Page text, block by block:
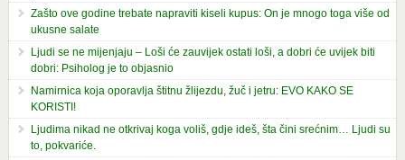
Zašto ove godine trebate napraviti kiseli kupus: On je mnogo toga više od
ukusne salate
Ljudi se ne mijenjaju – Loši će zauvijek ostati loši, a dobri će uvijek biti
dobri: Psiholog je to objasnio
Namirnica koja oporavlja štitnu žlijezdu, žuč i jetru: EVO KAKO SE
KORISTI!
Ljudima nikad ne otkrivaj koga voliš, gdje ideš, šta čini srećnim… Ljudi su
to, pokvariće.